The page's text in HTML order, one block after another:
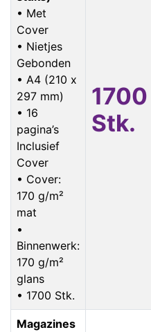
• Met
Cover
• Nietjes
Gebonden
• A4 (210 x
297 mm)
• 16
pagina’s
Inclusief
Cover
• Cover:
170 g/m²
mat
•
Binnenwerk:
170 g/m²
glans
• 1700 Stk.
1700
Stk.
Magazines